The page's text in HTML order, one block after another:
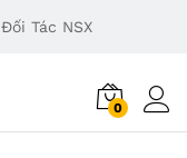
Đối Tác NSX
0